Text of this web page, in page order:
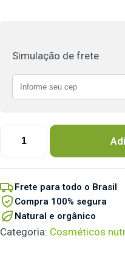
Simulação de frete
Frete para todo o Brasil
Compra 100% segura
Natural e orgânico
Categoria: Cosméticos